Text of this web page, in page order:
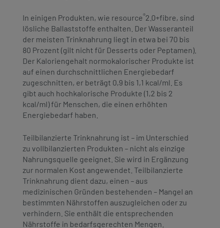
In einigen Produkten, wie resource®2.0+fibre, sind
lösliche Ballaststoffe enthalten. Der Wasseranteil
der meisten Trinknahrung liegt in etwa bei 70 bis
80 Prozent (gilt nicht für Desserts oder Peptamen).
Der Kaloriengehalt normokalorischer Produkte ist
auf einen durchschnittlichen Energiebedarf
zugeschnitten, er beträgt 0,9 bis 1,1 kcal/ml. Es
gibt auch hochkalorische Produkte (1,2 bis 2
kcal/ml) für Menschen, die einen erhöhten
Energiebedarf haben.
Teilbilanzierte Trinknahrung ist – im Unterschied
zu vollbilanzierten Produkten – nicht als einzige
Nahrungsquelle geeignet. Sie wird in Ergänzung
zur normalen Kost angewendet. Teilbilanzierte
Trinknahrung dient dazu, einen – aus
medizinischen Gründen bestehenden – Mangel an
bestimmten Nährstoffen auszugleichen oder zu
verhindern. Sie enthält die entsprechenden
Nährstoffe in bedarfsgerechten Mengen.